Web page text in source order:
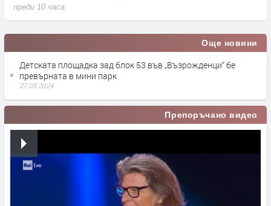
преди 10 часа
Още новини
Детската площадка зад блок 53 във „Възрожденци“ бе
превърната в мини парк
27.05.2024
Препоръчано видео